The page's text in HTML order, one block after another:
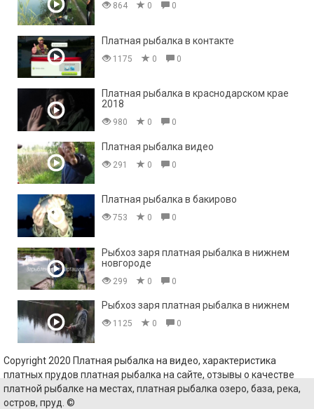
864 0 0
Платная рыбалка в контакте
1175 0 0
Платная рыбалка в краснодарском крае
2018
980 0 0
Платная рыбалка видео
291 0 0
Платная рыбалка в бакирово
753 0 0
Рыбхоз заря платная рыбалка в нижнем
новгороде
299 0 0
Рыбхоз заря платная рыбалка в нижнем
1125 0 0
Copyright 2020 Платная рыбалка на видео, характеристика
платных прудов платная рыбалка на сайте, отзывы о качестве
платной рыбалке на местах, платная рыбалка озеро, база, река,
остров, пруд. ©